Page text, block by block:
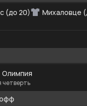
(до 20) Михаловце
Олимпия
четверть
офф